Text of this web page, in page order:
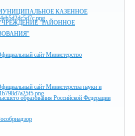
КАЗЕННОЕ
"РАЙОННОЕ
сайт Министерство
сайт Министерства науки и
образования Российской Федерации